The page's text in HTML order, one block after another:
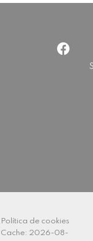
Política de cookies
Cache: 2026-08-